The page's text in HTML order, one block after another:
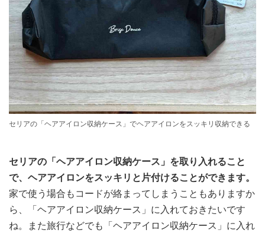
セリアの「ヘアアイロン収納ケース」でヘアアイロンをスッキリ収納できる
セリアの「ヘアアイロン収納ケース」を取り入れること
で、ヘアアイロンをスッキリと片付けることができます。
家で使う場合もコードが絡まってしまうこともありますか
ら、「ヘアアイロン収納ケース」に入れておきたいです
ね。また旅行などでも「ヘアアイロン収納ケース」に入れ